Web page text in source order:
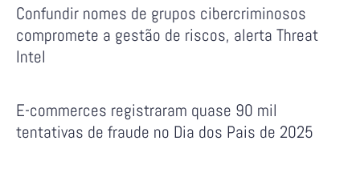
Confundir nomes de grupos cibercriminosos
compromete a gestão de riscos, alerta Threat
Intel
E-commerces registraram quase 90 mil
tentativas de fraude no Dia dos Pais de 2025